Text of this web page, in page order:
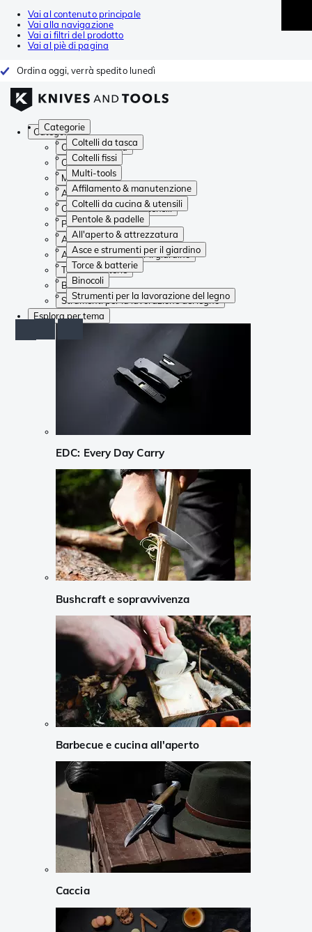
Vai al contenuto principale
Vai alla navigazione
Vai ai filtri del prodotto
Vai al piè di pagina
Ordina oggi, verrà spedito lunedì
Categorie
Coltelli da tasca
Coltelli fissi
Multi-tools
Affilamento & manutenzione
Coltelli da cucina & utensili
Pentole & padelle
All'aperto & attrezzatura
Asce e strumenti per il giardino
Torce & batterie
Binocoli
Strumenti per la lavorazione del legno
Categorie
Coltelli da tasca
Coltelli fissi
Multi-tools
Affilamento & manutenzione
Coltelli da cucina & utensili
Pentole & padelle
All'aperto & attrezzatura
Asce e strumenti per il giardino
Torce & batterie
Binocoli
Strumenti per la lavorazione del legno
Esplora per tema
EDC: Every Day Carry
Bushcraft e sopravvivenza
Barbecue e cucina all'aperto
Caccia